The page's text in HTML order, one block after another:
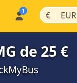
€ | EUR
de 25 €